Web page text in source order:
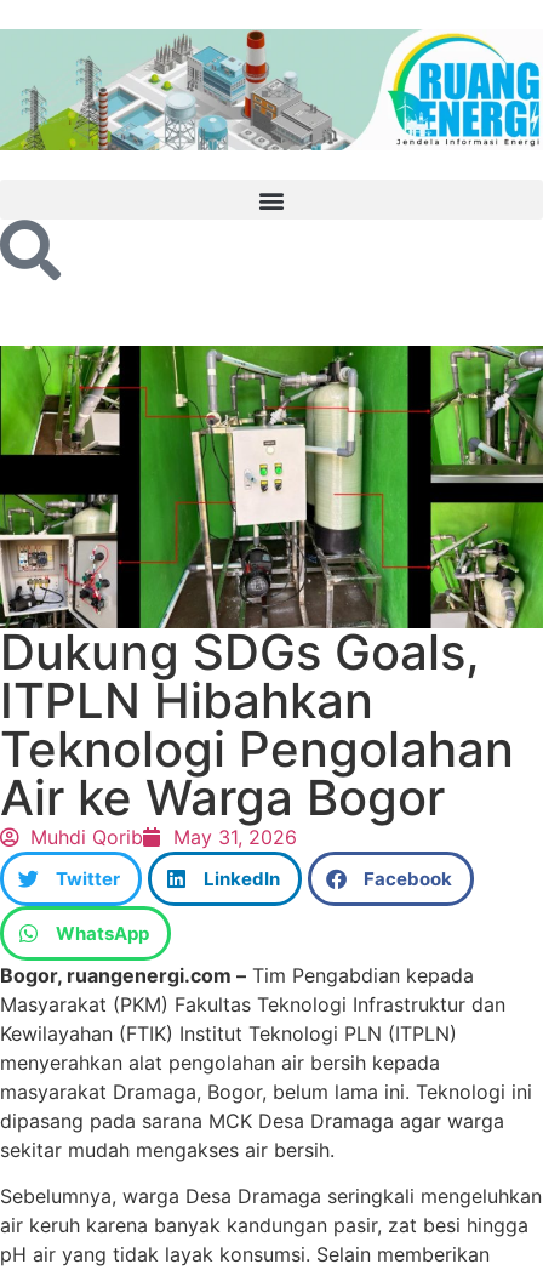
Dukung SDGs Goals,
ITPLN Hibahkan
Teknologi Pengolahan
Air ke Warga Bogor
Muhdi Qorib May 31, 2026
Twitter LinkedIn Facebook
WhatsApp
Bogor, ruangenergi.com – Tim Pengabdian kepada
Masyarakat (PKM) Fakultas Teknologi Infrastruktur dan
Kewilayahan (FTIK) Institut Teknologi PLN (ITPLN)
menyerahkan alat pengolahan air bersih kepada
masyarakat Dramaga, Bogor, belum lama ini. Teknologi ini
dipasang pada sarana MCK Desa Dramaga agar warga
sekitar mudah mengakses air bersih.
Sebelumnya, warga Desa Dramaga seringkali mengeluhkan
air keruh karena banyak kandungan pasir, zat besi hingga
pH air yang tidak layak konsumsi. Selain memberikan